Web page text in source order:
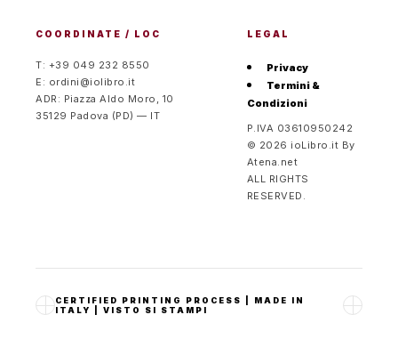
COORDINATE / LOC
T: +39 049 232 8550
E: ordini@iolibro.it
ADR: Piazza Aldo Moro, 10
35129 Padova (PD) — IT
LEGAL
Privacy
Termini &
Condizioni
P.IVA 03610950242
© 2026 ioLibro.it By
Atena.net
ALL RIGHTS
RESERVED.
CERTIFIED PRINTING PROCESS
MADE IN
ITALY
VISTO SI STAMPI